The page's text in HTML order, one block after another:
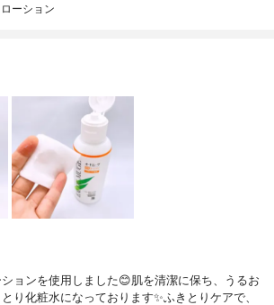
ーション
ョンを使用しました😊肌を清潔に保ち、うるお
り化粧水になっております✨ふきとりケアで、